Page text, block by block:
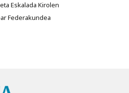
Eskalada Kirolen
Federakundea